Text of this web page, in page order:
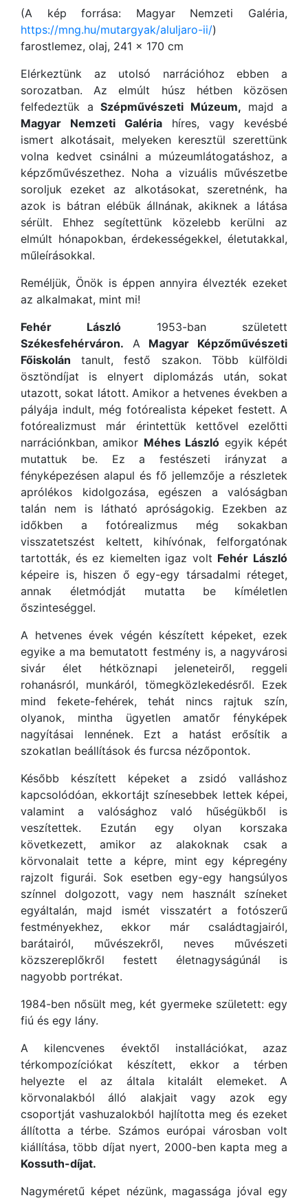
(A kép forrása: Magyar Nemzeti Galéria,
https://mng.hu/mutargyak/aluljaro-ii/)
farostlemez, olaj, 241 × 170 cm
Elérkeztünk az utolsó narrációhoz ebben a
sorozatban. Az elmúlt húsz hétben közösen
felfedeztük aSzépművészeti Múzeum, majd a
Magyar Nemzeti Galéria híres, vagy kevésbé
ismert alkotásait, melyeken keresztül szerettünk
volna kedvet csinálni a múzeumlátogatáshoz, a
képzőművészethez. Noha a vizuális művészetbe
soroljuk ezeket az alkotásokat, szeretnénk, ha
azok is bátran elébük állnának, akiknek a látása
sérült. Ehhez segítettünk közelebb kerülni az
elmúlt hónapokban, érdekességekkel, életutakkal,
műleírásokkal.
Reméljük, Önök is éppen annyira élvezték ezeket
az alkalmakat, mint mi!
Fehér László 1953-ban született
Székesfehérváron. A Magyar Képzőművészeti
Főiskolán tanult, festő szakon. Több külföldi
ösztöndíjat is elnyert diplomázás után, sokat
utazott, sokat látott. Amikor a hetvenes években a
pályája indult, még fotórealista képeket festett. A
fotórealizmust már érintettük kettővel ezelőtti
narrációnkban, amikor Méhes László egyik képét
mutattuk be. Ez a festészeti irányzat a
fényképezésen alapul és fő jellemzője a részletek
aprólékos kidolgozása, egészen a valóságban
talán nem is látható apróságokig. Ezekben az
időkben a fotórealizmus még sokakban
visszatetszést keltett, kihívónak, felforgatónak
tartották, és ez kiemelten igaz volt Fehér László
képeire is, hiszen ő egy-egy társadalmi réteget,
annak életmódját mutatta be kíméletlen
őszinteséggel.
A hetvenes évek végén készített képeket, ezek
egyike a ma bemutatott festmény is, a nagyvárosi
sivár élet hétköznapi jeleneteiről, reggeli
rohanásról, munkáról, tömegközlekedésről. Ezek
mind fekete-fehérek, tehát nincs rajtuk szín,
olyanok, mintha ügyetlen amatőr fényképek
nagyításai lennének. Ezt a hatást erősítik a
szokatlan beállítások és furcsa nézőpontok.
Később készített képeket a zsidó valláshoz
kapcsolódóan, ekkortájt színesebbek lettek képei,
valamint a valósághoz való hűségükből is
veszítettek. Ezután egy olyan korszaka
következett, amikor az alakoknak csak a
körvonalait tette a képre, mint egy képregény
rajzolt figurái. Sok esetben egy-egy hangsúlyos
színnel dolgozott, vagy nem használt színeket
egyáltalán, majd ismét visszatért a fotószerű
festményekhez, ekkor már családtagjairól,
barátairól, művészekről, neves művészeti
közszereplőkről festett életnagyságúnál is
nagyobb portrékat.
1984-ben nősült meg, két gyermeke született: egy
fiú és egy lány.
A kilencvenes évektől installációkat, azaz
térkompozíciókat készített, ekkor a térben
helyezte el az általa kitalált elemeket. A
körvonalakból álló alakjait vagy azok egy
csoportját vashuzalokból hajlította meg és ezeket
állította a térbe. Számos európai városban volt
kiállítása, több díjat nyert, 2000-ben kapta meg a
Kossuth-díjat.
Nagyméretű képet nézünk, magassága jóval egy